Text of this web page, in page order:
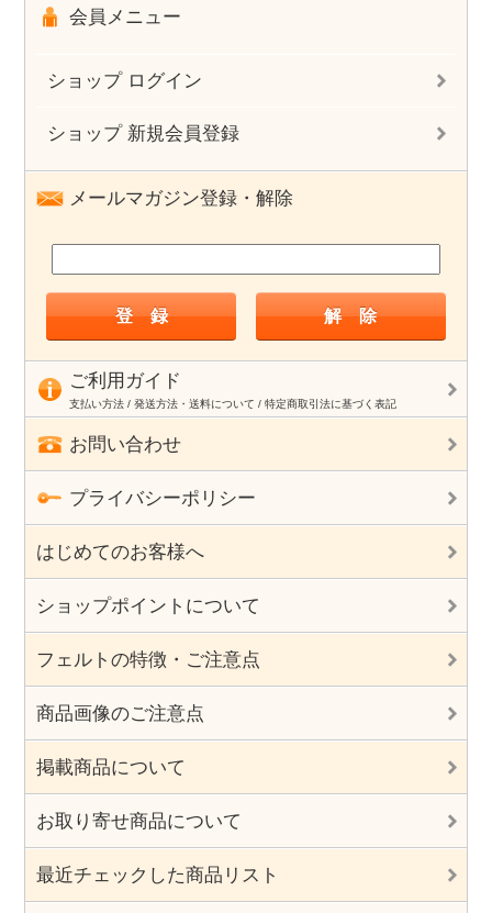
会員メニュー
ショップ ログイン
ショップ 新規会員登録
メールマガジン登録・解除
ご利用ガイド
支払い方法 / 発送方法・送料について / 特定商取引法に基づく表記
お問い合わせ
プライバシーポリシー
はじめてのお客様へ
ショップポイントについて
フェルトの特徴・ご注意点
商品画像のご注意点
掲載商品について
お取り寄せ商品について
最近チェックした商品リスト